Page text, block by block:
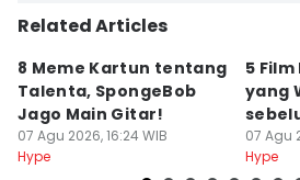
Related Articles
8 Meme Kartun tentang
Talenta, SpongeBob
Jago Main Gitar!
07 Agu 2026, 16:24 WIB
Hype
5
yang
07 Agu
Hype